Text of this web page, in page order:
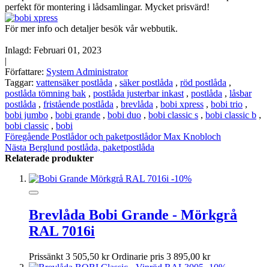
perfekt för montering i lådsamlingar. Mycket prisvärd!
För mer info och detaljer besök vår webbutik.
Inlagd: Februari 01, 2023
|
Författare: System Administrator
Taggar: vattensäker postlåda , säker postlåda , röd postlåda ,
postlåda tömning bak , postlåda justerbar inkast , postlåda , låsbar
postlåda , fristående postlåda , brevlåda , bobi xpress , bobi trio ,
bobi jumbo , bobi grande , bobi duo , bobi classic s , bobi classic b ,
bobi classic , bobi
Föregående Postlådor och paketpostlådor Max Knobloch
Nästa Berglund postlåda, paketpostlåda
Relaterade produkter
-10%
Brevlåda Bobi Grande - Mörkgrå
RAL 7016i
Prissänkt 3 505,50 kr Ordinarie pris 3 895,00 kr